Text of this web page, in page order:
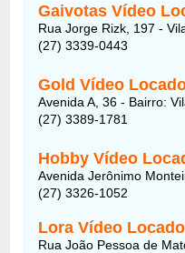
Gaivotas Vídeo
Rua Jorge Rizk, 197 -
(27) 3339-0443
Gold Vídeo
Avenida A, 36 - Bairro:
(27) 3389-1781
Hobby Vídeo
Avenida Jerônimo
(27) 3326-1052
Lora Vídeo
Rua João Pessoa de